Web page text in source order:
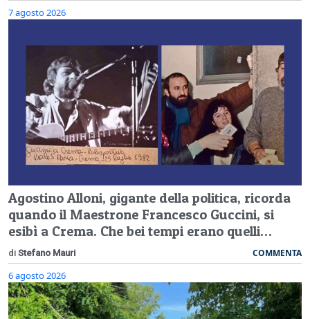
7 agosto 2026
Agostino Alloni, gigante della politica, ricorda
quando il Maestrone Francesco Guccini, si
esibì a Crema. Che bei tempi erano quelli…
di Stefano Mauri COMMENTA
6 agosto 2026